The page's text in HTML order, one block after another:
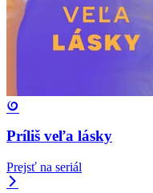
Príliš veľa lásky
Prejsť na seriál